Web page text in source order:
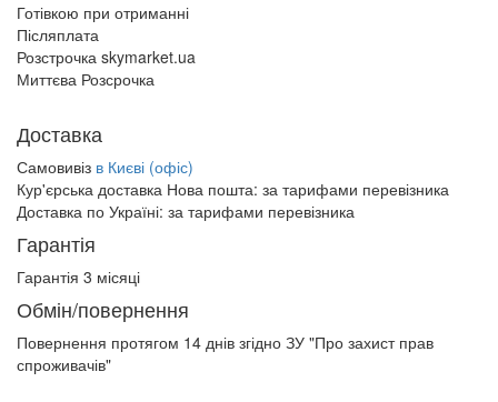
Готівкою при отриманні
Післяплата
Розстрочка skymarket.ua
Миттєва Розсрочка
Доставка
Самовивіз в Києві (офіс)
Кур'єрська доставка Нова пошта: за тарифами перевізника
Доставка по Україні: за тарифами перевізника
Гарантія
Гарантія 3 місяці
Обмін/повернення
Повернення протягом 14 днів згідно ЗУ "Про захист прав
спроживачів"